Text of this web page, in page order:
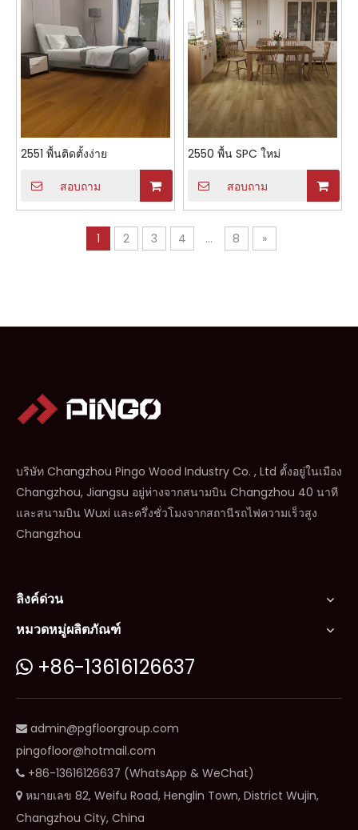
2551 พื้นติดตั้งง่าย
สอบถาม
2550 พื้น SPC ใหม่
สอบถาม
1 2 3 4 ... 8 »
บริษัท Changzhou Pingo Wood Industry Co. , Ltd ตั้งอยู่ในเมือง
Changzhou, Jiangsu อยู่ห่างจากสนามบิน Changzhou 40 นาที
และสนามบิน Wuxi และครึ่งชั่วโมงจากสถานีรถไฟความเร็วสูง
Changzhou
ลิงค์ด่วน
หมวดหมู่ผลิตภัณฑ์
 +86-13616126637
 admin@pgfloorgroup.com
pingofloor@hotmail.com
 +86-13616126637 (WhatsApp & WeChat)
 หมายเลข 82, Weifu Road, Henglin Town, District Wujin,
Changzhou City, China